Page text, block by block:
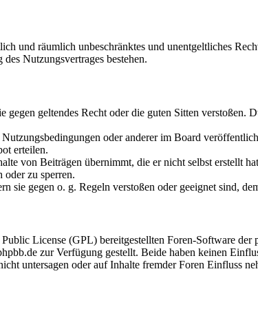
und räumlich unbeschränktes und unentgeltliches
Nutzungsvertrages bestehen.
geltendes Recht oder die guten Sitten verstoßen.
oder anderer im Board
erteilen.
von Beiträgen übernimmt, die er nicht selbst erstellt
zu sperren.
sie gegen o. g. Regeln verstoßen oder geeignet sind,
License (GPL) bereitgestellten Foren-Software
zur Verfügung gestellt. Beide haben keinen
untersagen oder auf Inhalte fremder Foren Einfluss